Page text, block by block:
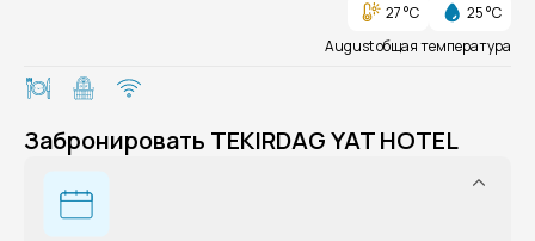
27 °C
25 °C
August общая температура
Забронировать TEKIRDAG YAT HOTEL